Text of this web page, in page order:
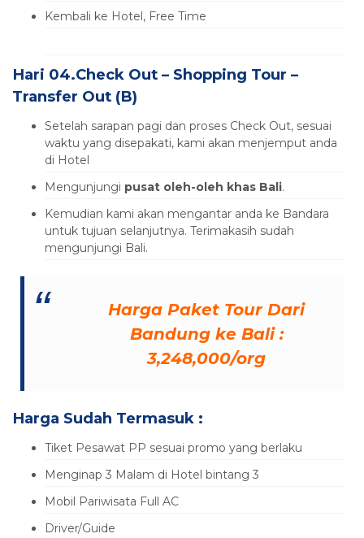
Kembali ke Hotel, Free Time
Hari 04.Check Out – Shopping Tour –
Transfer Out (B)
Setelah sarapan pagi dan proses Check Out, sesuai
waktu yang disepakati, kami akan menjemput anda
di Hotel
Mengunjungi pusat oleh-oleh khas Bali.
Kemudian kami akan mengantar anda ke Bandara
untuk tujuan selanjutnya. Terimakasih sudah
mengunjungi Bali.
Harga Paket Tour Dari
Bandung ke Bali :
3,248,000/org
Harga Sudah Termasuk :
Tiket Pesawat PP sesuai promo yang berlaku
Menginap 3 Malam di Hotel bintang 3
Mobil Pariwisata Full AC
Driver/Guide